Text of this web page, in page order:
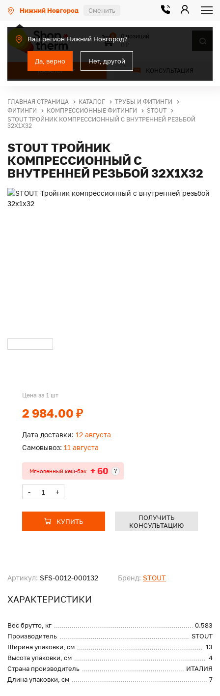
Нижний Новгород Сменить
Ваш регион Нижний Новгород?
Да, верно Нет, другой
КАТАЛОГ КОНСУЛЬТАЦИЯ
0
0 позиций
ГЛАВНАЯ СТРАНИЦА КАТАЛОГ
ТРУБЫ И ФИТИНГИ
ФИТИНГИ
КОМПРЕССИОННЫЕ ФИТИНГИ
STOUT
STOUT ТРОЙНИК КОМПРЕССИОННЫЙ С ВНУТРЕННЕЙ РЕЗЬБОЙ
32Х1Х32
STOUT ТРОЙНИК
КОМПРЕССИОННЫЙ С
ВНУТРЕННЕЙ РЕЗЬБОЙ 32Х1Х32
Артикул: SFS-0012-000132 Бренд: STOUT
ХАРАКТЕРИСТИКИ
Вес брутто, кг
0.583
Производитель
STOUT
Ширина упаковки, см
13
Высота упаковки, см
4
Страна производитель
ИТАЛИЯ
Длина упаковки, см
7
Цена за 1 шт
2 984.00 ₽
Дата доставки: 12 августа
Самовывоз: 11 августа
Мгновенный кеш-бэк + 60 ?
- +
КУПИТЬ
ПОЛУЧИТЬ
КОНСУЛЬТАЦИЮ